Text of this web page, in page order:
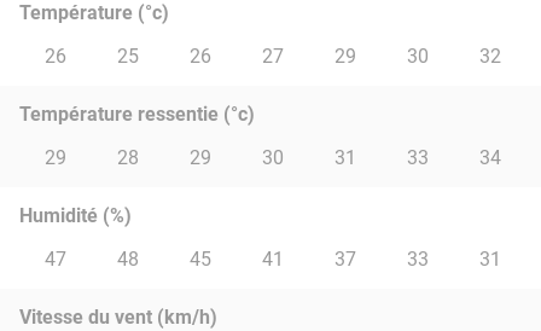
Température (°c)
26
25 26 27 29 30 32
Température ressentie (°c)
29
28 29 30 31 33 34
Humidité (%)
47
48 45 41 37 33 31
Vitesse du vent (km/h)